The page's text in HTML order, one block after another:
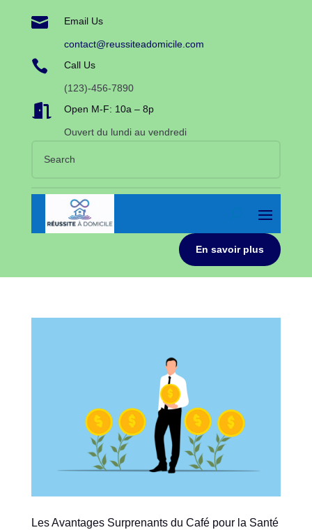
 Email Us
contact@reussiteadomicile.com
 Call Us
(123)-456-7890
 Open M-F: 10a – 8p
Ouvert du lundi au vendredi
En savoir plus
Les Avantages Surprenants du Café pour la Santé